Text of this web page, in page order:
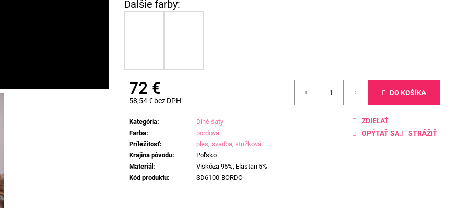
72 €
58,54 € bez DPH
Jednotková
cena:
DO KOŠÍKA
Kategória:
Dlhé šaty
Farba:
bordová
Príležitosť: ples, svadba, stužková
Krajina pôvodu:
Poľsko
Materiál:
Viskóza 95%, Elastan 5%
Kód produktu: SD6100-BORDO
OPÝTAŤ SA STRÁŽIŤ
ZDIEĽAŤ